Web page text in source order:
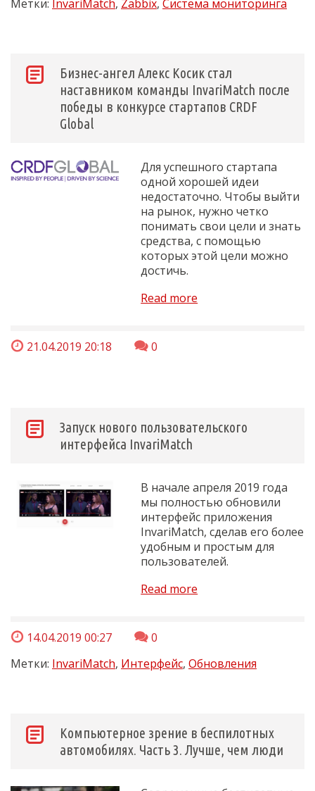
Метки: InvariMatch, Zabbix, Система мониторинга
Бизнес-ангел Алекс Косик стал
наставником команды InvariMatch после
победы в конкурсе стартапов CRDF
Global
Для успешного стартапа
одной хорошей идеи
недостаточно. Чтобы выйти
на рынок, нужно четко
понимать свои цели и знать
средства, с помощью
которых этой цели можно
достичь.
Read more
21.04.2019 20:18 0
Запуск нового пользовательского
интерфейса InvariMatch
В начале апреля 2019 года
мы полностью обновили
интерфейс приложения
InvariMatch, сделав его более
удобным и простым для
пользователей.
Read more
14.04.2019 00:27
0
Метки: InvariMatch, Интерфейс, Обновления
Компьютерное зрение в беспилотных
автомобилях. Часть 3. Лучше, чем люди